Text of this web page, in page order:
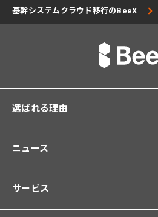
基幹システムクラウド移行のBeeX
選ばれる理由
ニュース
サービス